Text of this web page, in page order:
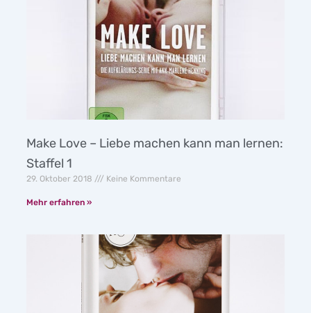
Make Love – Liebe machen kann man lernen:
Staffel 1
29. Oktober 2018 Keine Kommentare
Mehr erfahren »